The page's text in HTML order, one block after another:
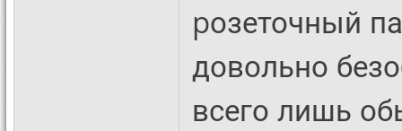
pозеточный
довольно
всего лишь